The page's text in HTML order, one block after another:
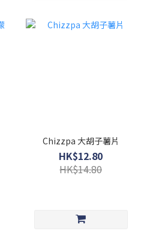
Chizzpa 大胡子薯片
HK$12.80
HK$14.80